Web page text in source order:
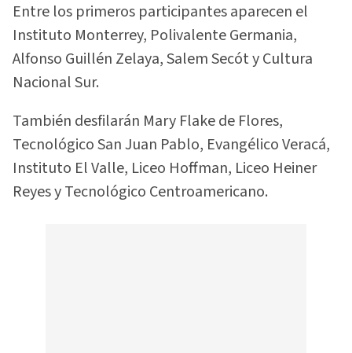
Entre los primeros participantes aparecen el
Instituto Monterrey, Polivalente Germania,
Alfonso Guillén Zelaya, Salem Secót y Cultura
Nacional Sur.
También desfilarán Mary Flake de Flores,
Tecnológico San Juan Pablo, Evangélico Veracá,
Instituto El Valle, Liceo Hoffman, Liceo Heiner
Reyes y Tecnológico Centroamericano.